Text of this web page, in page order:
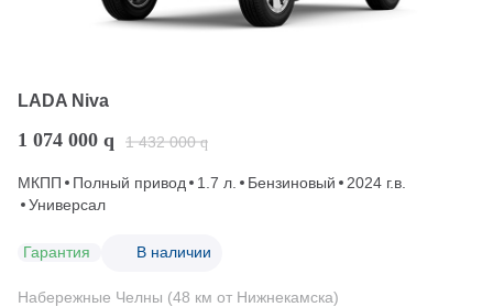
LADA Niva
1 074 000 q 1 432 000 q
МКПП Полный привод 1.7 л. Бензиновый
2024 г.в.
Универсал
Гарантия В наличии
Набережные Челны (48 км от Нижнекамска)